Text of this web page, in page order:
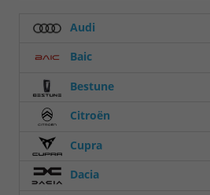
Audi
Baic
Bestune
Citroën
Cupra
Dacia